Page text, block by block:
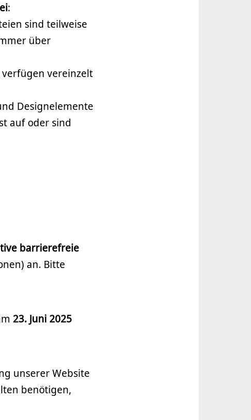
:
sind teilweise
über
vereinzelt
Designelemente
auf oder sind
barrierefreie
an. Bitte
23. Juni 2025
unserer Website
benötigen,